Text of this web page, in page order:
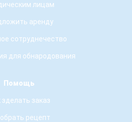
лицам
аренду
сотруднечество
для обнародования
Помощь
зделать заказ
рецепт